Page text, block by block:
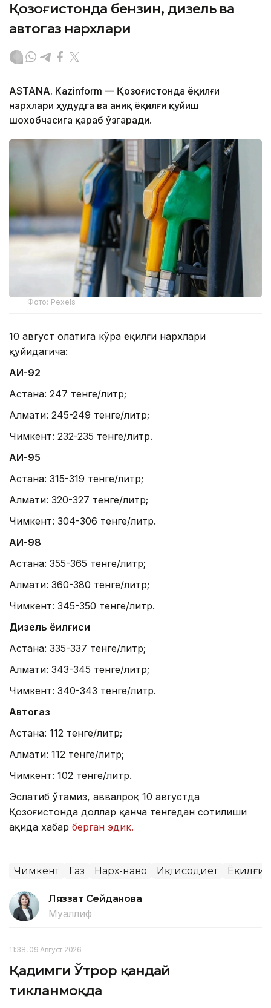
Қозоғистонда бензин, дизель ва
автогаз нархлари
ASTANA. Kazinform — Қозоғистонда ёқилғи
нархлари ҳудудга ва аниқ ёқилғи қуйиш
шохобчасига қараб ўзгаради.
Фото: Pexels
10 август ҳолатига кўра ёқилғи нархлари
қуйидагича:
АИ-92
Астана: 247 тенге/литр;
Алмати: 245-249 тенге/литр;
Чимкент: 232-235 тенге/литр.
АИ-95
Астана: 315-319 тенге/литр;
Алмати: 320-327 тенге/литр;
Чимкент: 304-306 тенге/литр.
АИ-98
Астана: 355-365 тенге/литр;
Алмати: 360-380 тенге/литр;
Чимкент: 345-350 тенге/литр.
Дизель ёқилғиси
Астана: 335-337 тенге/литр;
Алмати: 343-345 тенге/литр;
Чимкент: 340-343 тенге/литр.
Автогаз
Астана: 112 тенге/литр;
Алмати: 112 тенге/литр;
Чимкент: 102 тенге/литр.
Эслатиб ўтамиз, аввалроқ 10 августда
Қозоғистонда доллар қанча тенгедан сотилиши
ҳақида хабар берган эдик.
Чимкент Газ Нарх-наво Иқтисодиёт Ёқилғи
Ляззат Сейданова
Муаллиф
11:38, 09 Август 2026
Қадимги Ўтрор қандай
тикланмоқда